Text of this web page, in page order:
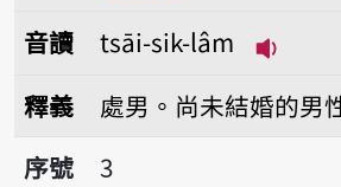
音讀
tsāi-sik-lâm
釋義
處男。尚未結婚的男
序號3在室女
序號
3